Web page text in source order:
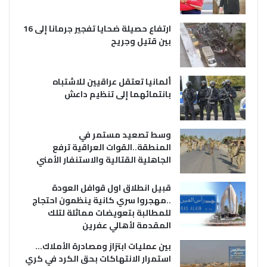
ارتفاع حصيلة ضحايا تفجير جرمانا إلى 16
بين قتيل وجريح
ألمانيا تعتقل عراقيين للاشتباه
بانتمائهما إلى تنظيم داعش
وسط تصعيد مستمر في
المنطقة..القوات العراقية ترفع
الجاهلية القتالية والاستنفار الأمني
قبيل انطلاق اول قوافل العودة
..مهجروا سري كانية ينظمون احتجاج
للمطالبة بتعويضات مماثلة لتلك
المقدمة لأهالي عفرين
بين عمليات ابتزاز ومصادرة الأملاك…
استمرار الانتهاكات بحق الكرد في كري